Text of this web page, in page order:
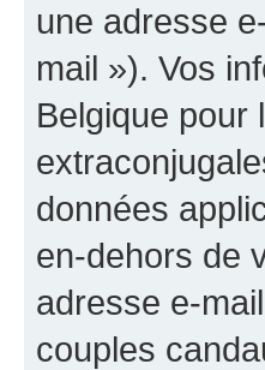
une adresse
mail »). Vos
Belgique pour
données
en-dehors de
adresse e-
couples